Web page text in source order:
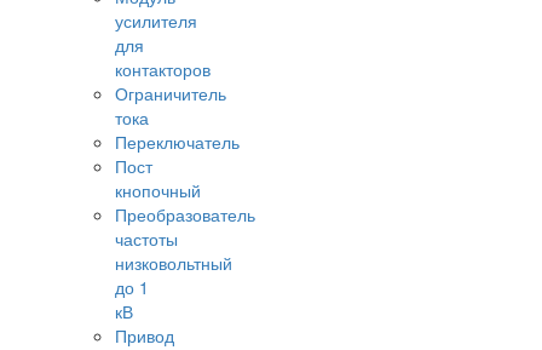
усилителя
для
контакторов
Ограничитель
тока
Переключатель
Пост
кнопочный
Преобразователь
частоты
низковольтный
до 1
кВ
Привод